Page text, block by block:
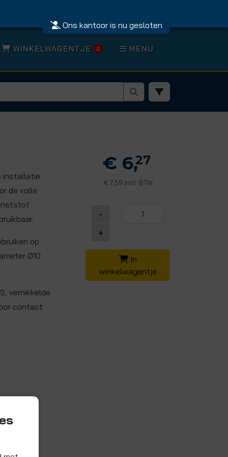
Ons kantoor is nu gesloten
WINKELWAGENTJE 0 MENU
installatie
de volle
op
Ø10
vernikkelde
contact
€ 6,27
€7,59 incl. BTW
-
+
In
winkelwagentje